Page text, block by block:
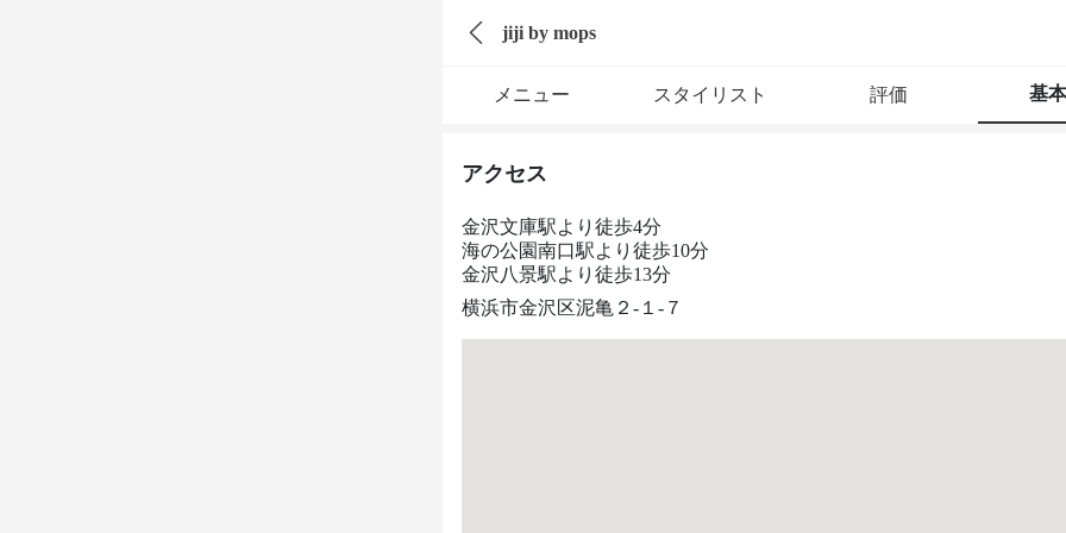
jiji by mops
メニュー スタイリスト 評価 基
アクセス
金沢文庫駅より徒歩4分
海の公園南口駅より徒歩10分
金沢八景駅より徒歩13分
横浜市金沢区泥亀２‐１‐７